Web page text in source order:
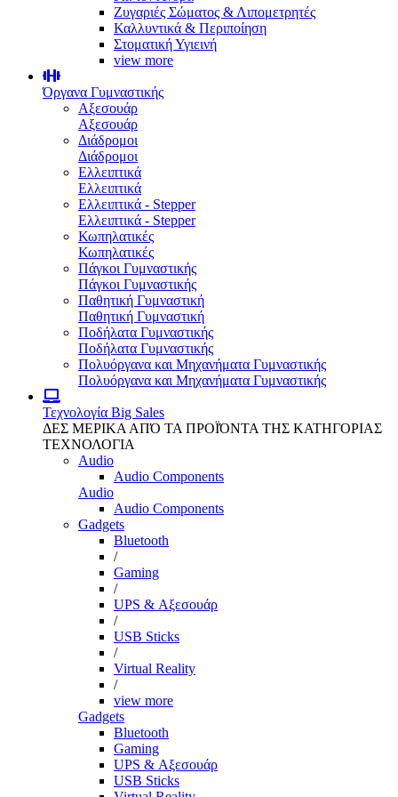
Ζυγαριές Σώματος & Λιπομετρητές
Καλλυντικά & Περιποίηση
Στοματική Υγιεινή
view more
Όργανα Γυμναστικής
Αξεσουάρ
Αξεσουάρ
Διάδρομοι
Διάδρομοι
Ελλειπτικά
Ελλειπτικά
Ελλειπτικά - Stepper
Ελλειπτικά - Stepper
Κωπηλατικές
Κωπηλατικές
Πάγκοι Γυμναστικής
Πάγκοι Γυμναστικής
Παθητική Γυμναστική
Παθητική Γυμναστική
Ποδήλατα Γυμναστικής
Ποδήλατα Γυμναστικής
Πολυόργανα και Μηχανήματα Γυμναστικής
Πολυόργανα και Μηχανήματα Γυμναστικής
Τεχνολογία Big Sales
ΔΕΣ ΜΕΡΙΚΑ ΑΠΌ ΤΑ ΠΡΟΪΌΝΤΑ ΤΗΣ ΚΑΤΗΓΟΡΙΑΣ
ΤΕΧΝΟΛΟΓΙΑ
Audio
Audio Components
Audio
Audio Components
Gadgets
Bluetooth
/
Gaming
/
UPS & Αξεσουάρ
/
USB Sticks
/
Virtual Reality
/
view more
Gadgets
Bluetooth
Gaming
UPS & Αξεσουάρ
USB Sticks